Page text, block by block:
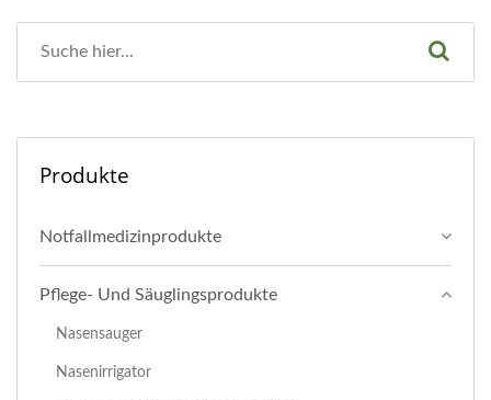
Produkte
Notfallmedizinprodukte
Pflege- Und Säuglingsprodukte
Nasensauger
Nasenirrigator